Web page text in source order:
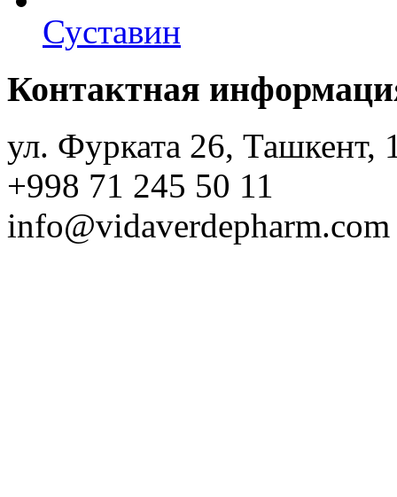
Суставин
Контактная
ул. Фурката 26, Ташкент,
+998 71 245 50 11
info@vidaverdepharm.com